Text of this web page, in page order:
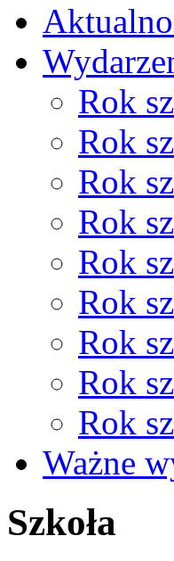
Rok
Rok
Rok
Rok
Rok
Rok
Rok
Rok
Rok
Ważne
Szkoła